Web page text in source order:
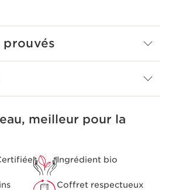
prouvés
meilleur pour la
Ingrédient bio
Coffret respectueux